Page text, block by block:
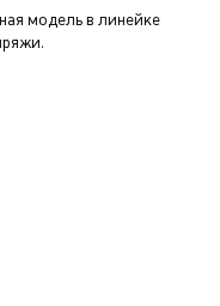
модель в линейке